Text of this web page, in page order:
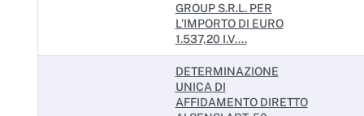
GROUP S.R.L. PER
L’IMPORTO DI EURO
1.537,20 I.V....
DETERMINAZIONE
UNICA DI
AFFIDAMENTO DIRETTO